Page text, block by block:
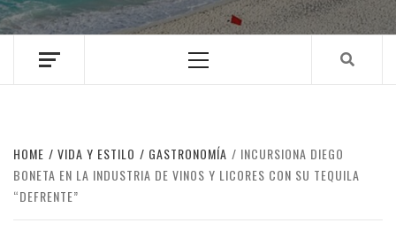
Menu
HOME VIDA Y ESTILO GASTRONOMÍA
INCURSIONA DIEGO
BONETA EN LA INDUSTRIA DE VINOS Y LICORES CON SU TEQUILA
“DEFRENTE”